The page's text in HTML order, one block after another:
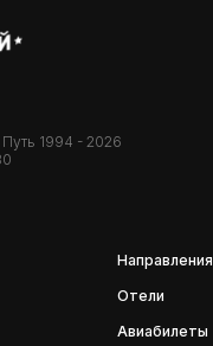
1994 - 2026
Направления
Отели
Авиабилеты